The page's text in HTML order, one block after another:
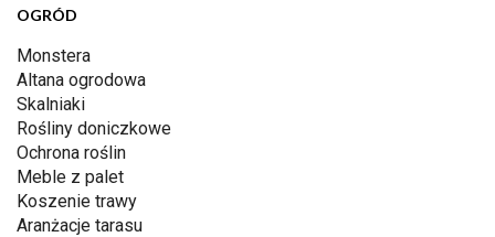
OGRÓD
Monstera
Altana ogrodowa
Skalniaki
Rośliny doniczkowe
Ochrona roślin
Meble z palet
Koszenie trawy
Aranżacje tarasu